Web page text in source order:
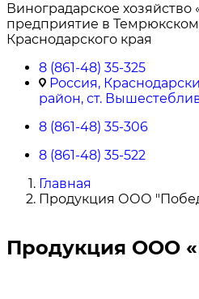
Виноградарское
предприятие в
Краснодарского края
8 (861-48) 35-325
Россия,
район, ст.
8 (861-48) 35-306
8 (861-48) 35-522
Главная
Продукция ООО
Продукция ООО